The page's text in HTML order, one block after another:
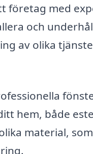
företag med
och
av olika
hem, både
material,